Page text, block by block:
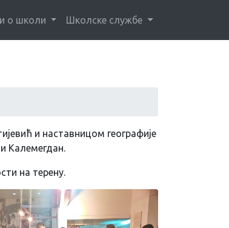
о школи Школске службе
и наставницом географије
Калемегдан.
на терену.